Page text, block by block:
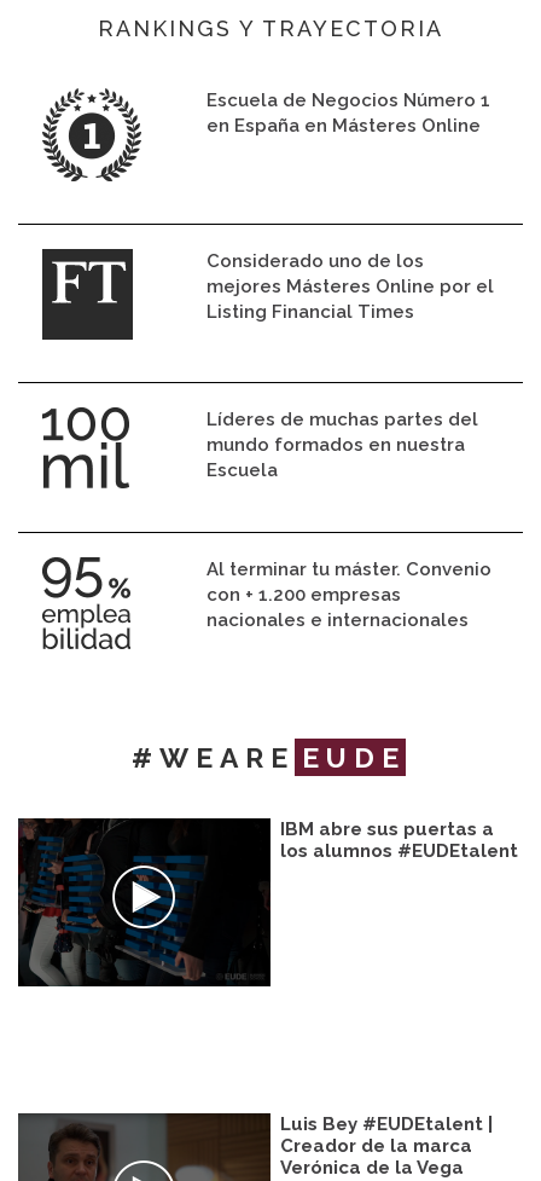
RANKINGS Y TRAYECTORIA
Escuela de Negocios Número 1
en España en Másteres Online
Considerado uno de los
mejores Másteres Online por el
Listing Financial Times
Líderes de muchas partes del
mundo formados en nuestra
Escuela
Al terminar tu máster. Convenio
con + 1.200 empresas
nacionales e internacionales
#WEARE EUDE
IBM abre sus puertas a
los alumnos #EUDEtalent
Luis Bey #EUDEtalent |
Creador de la marca
Verónica de la Vega